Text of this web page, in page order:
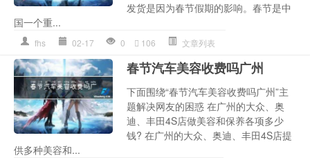
发货是因为春节假期的影响。春节是中
国一个重...
fhs 02-17 0 106 文章列表
春节汽车美容收费吗广州
下面围绕“春节汽车美容收费吗广州”主
题解决网友的困惑 在广州的大众、奥
迪、丰田4S店做美容和保养各项多少
钱? 在广州的大众、奥迪、丰田4S店提
供多种美容和...